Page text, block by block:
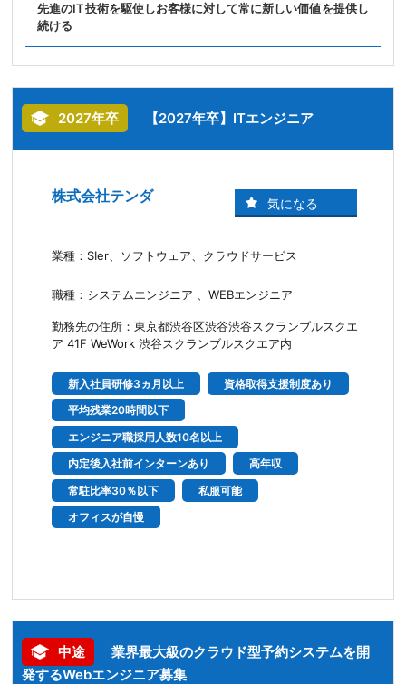
先進のIT技術を駆使しお客様に対して常に新しい価値を提供し
続ける
2027年卒 【2027年卒】ITエンジニア
株式会社テンダ
業種：SIer、ソフトウェア、クラウドサービス
職種：システムエンジニア 、WEBエンジニア
勤務先の住所：東京都渋谷区渋谷渋谷スクランブルスクエ
ア 41F WeWork 渋谷スクランブルスクエア内
新入社員研修3ヵ月以上
資格取得支援制度あり
平均残業20時間以下
エンジニア職採用人数10名以上
内定後入社前インターンあり
高年収
常駐比率30％以下
私服可能
オフィスが自慢
中途
業界最大級のクラウド型予約システムを開
発するWebエンジニア募集